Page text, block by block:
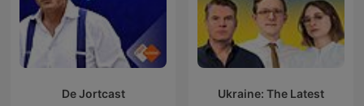
De Jortcast Ukraine: The Latest